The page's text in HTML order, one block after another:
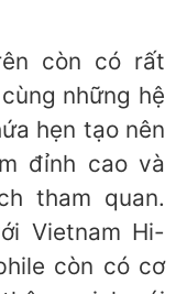
còn có rất
những hệ
hẹn tạo nên
đỉnh cao và
tham quan.
Vietnam Hi-
còn có cơ